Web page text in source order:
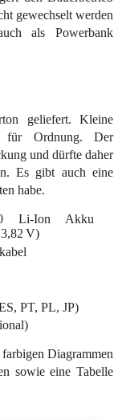
gewechselt werden
als Powerbank
geliefert. Kleine
für Ordnung. Der
und dürfte daher
Es gibt auch eine
habe.
Li-Ion Akku
V)
PT, PL, JP)
Diagrammen
sowie eine Tabelle